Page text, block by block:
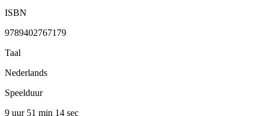
ISBN
9789402767179
Taal
Nederlands
Speelduur
9 uur 51 min 14 sec